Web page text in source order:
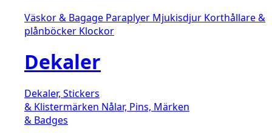
Väskor & Bagage Paraplyer Mjukisdjur Korthållare &
plånböcker Klockor
Dekaler
Dekaler, Stickers
& Klistermärken Nålar, Pins, Märken
& Badges